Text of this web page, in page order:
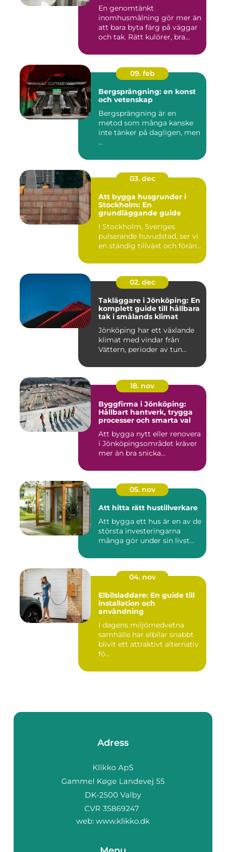
En genomtänkt
inomhusmålning gör mer än
att bara byta färg på väggar
och tak. Rätt kulörer, bra
09. feb
Bergsprängning: en konst
och vetenskap
Bergsprängning är en
metod som många kanske
inte tänker på dagligen, men
...
03. dec
Att bygga husgrunder i
Stockholm: En
grundläggande guide
I Stockholm, Sveriges
pulserande huvudstad, ser vi
en ständig tillväxt och förän...
02. dec
Takläggare i Jönköping: En
komplett guide till hållbara
tak i smålands klimat
Jönköping har ett växlande
klimat med vindar från
Vättern, perioder av tun...
18. nov
Byggfirma i Jönköping:
Hållbart hantverk, trygga
processer och smarta val
Att bygga nytt eller renovera
i Jönköpingsområdet kräver
mer än bra snicka...
05. nov
Att hitta rätt hustillverkare
Att bygga ett hus är en av de
största investeringarna
många gör under sin livst...
04. nov
Elbilsladdare: En guide till
installation och
användning
I dagens miljömedvetna
samhälle har elbilar snabbt
blivit ett attraktivt alternativ
fö...
Adress
web: www.klikko.dk